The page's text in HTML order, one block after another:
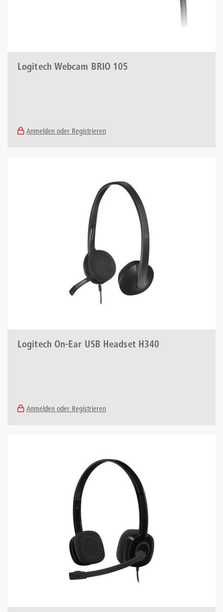
Logitech Webcam BRIO 105
Anmelden oder Registrieren
Logitech On-Ear USB Headset H340
Anmelden oder Registrieren